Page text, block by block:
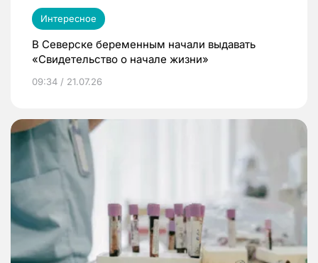
Интересное
В Северске беременным начали выдавать
«Свидетельство о начале жизни»
09:34 / 21.07.26